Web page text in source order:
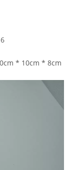
* 10cm * 8cm